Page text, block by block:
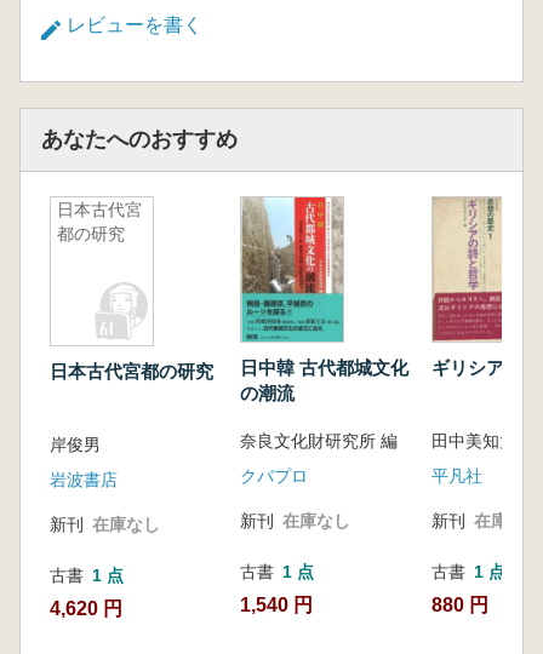
レビューを書く
あなたへのおすすめ
日本古代宮
都の研究
日本古代宮都の研究
岸俊男
岩波書店
新刊 在庫なし
古書 1 点
4,620 円
日中韓 古代都城文化
の潮流
奈良文化財研究所 編
クバプロ
新刊 在庫なし
古書 1 点
1,540 円
ギリシアの
田中美知太郎
平凡社
新刊 在庫なし
古書 1 点
880 円